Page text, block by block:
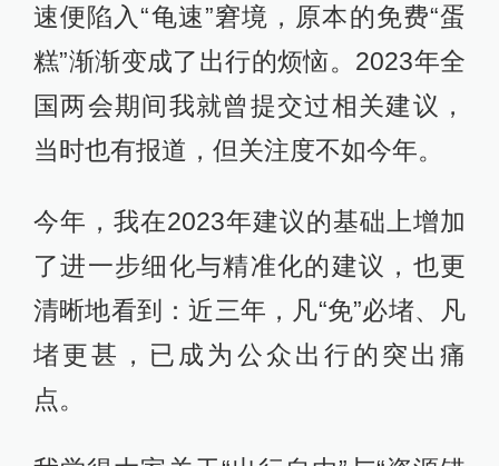
速便陷入“龟速”窘境，原本的免费“蛋
糕”渐渐变成了出行的烦恼。2023年全
国两会期间我就曾提交过相关建议，
当时也有报道，但关注度不如今年。
今年，我在2023年建议的基础上增加
了进一步细化与精准化的建议，也更
清晰地看到：近三年，凡“免”必堵、凡
堵更甚，已成为公众出行的突出痛
点。